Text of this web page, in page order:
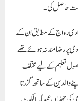
شادی رواج کے مطابق ان کے
پر رضامند نہ ہوئے تھے
تعلیم کے لیے مختلف
والدین کے ساتھ گزرتا